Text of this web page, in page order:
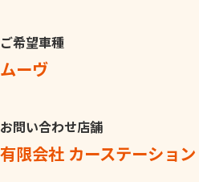
ご希望車種
ムーヴ
お問い合わせ店舗
有限会社 カーステーショ